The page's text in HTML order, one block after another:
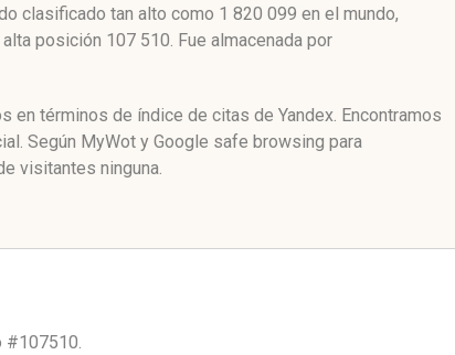
clasificado tan alto como 1 820 099 en el mundo,
posición 107 510. Fue almacenada por
en términos de índice de citas de Yandex. Encontramos
Según MyWot y Google safe browsing para
visitantes ninguna.
#107510.